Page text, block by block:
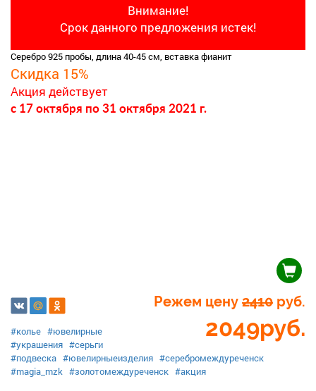
Внимание!
Срок данного предложения истек!
Серебро 925 пробы, длина 40-45 см, вставка фианит
Скидка 15%
Акция действует
c 17 октября по 31 октября 2021 г.
Режем цену 2410 руб.
2049руб.
#колье #ювелирные
#украшения #серьги
#подвеска #ювелирныеизделия #серебромеждуреченск
#magia_mzk #золотомеждуреченск #акция